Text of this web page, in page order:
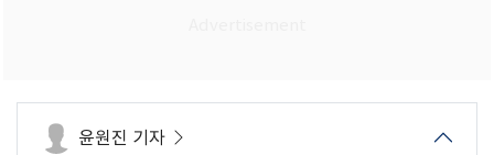
윤원진 기자